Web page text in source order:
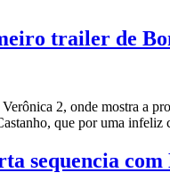
trailer de
2, onde mostra a
que por uma
sequencia